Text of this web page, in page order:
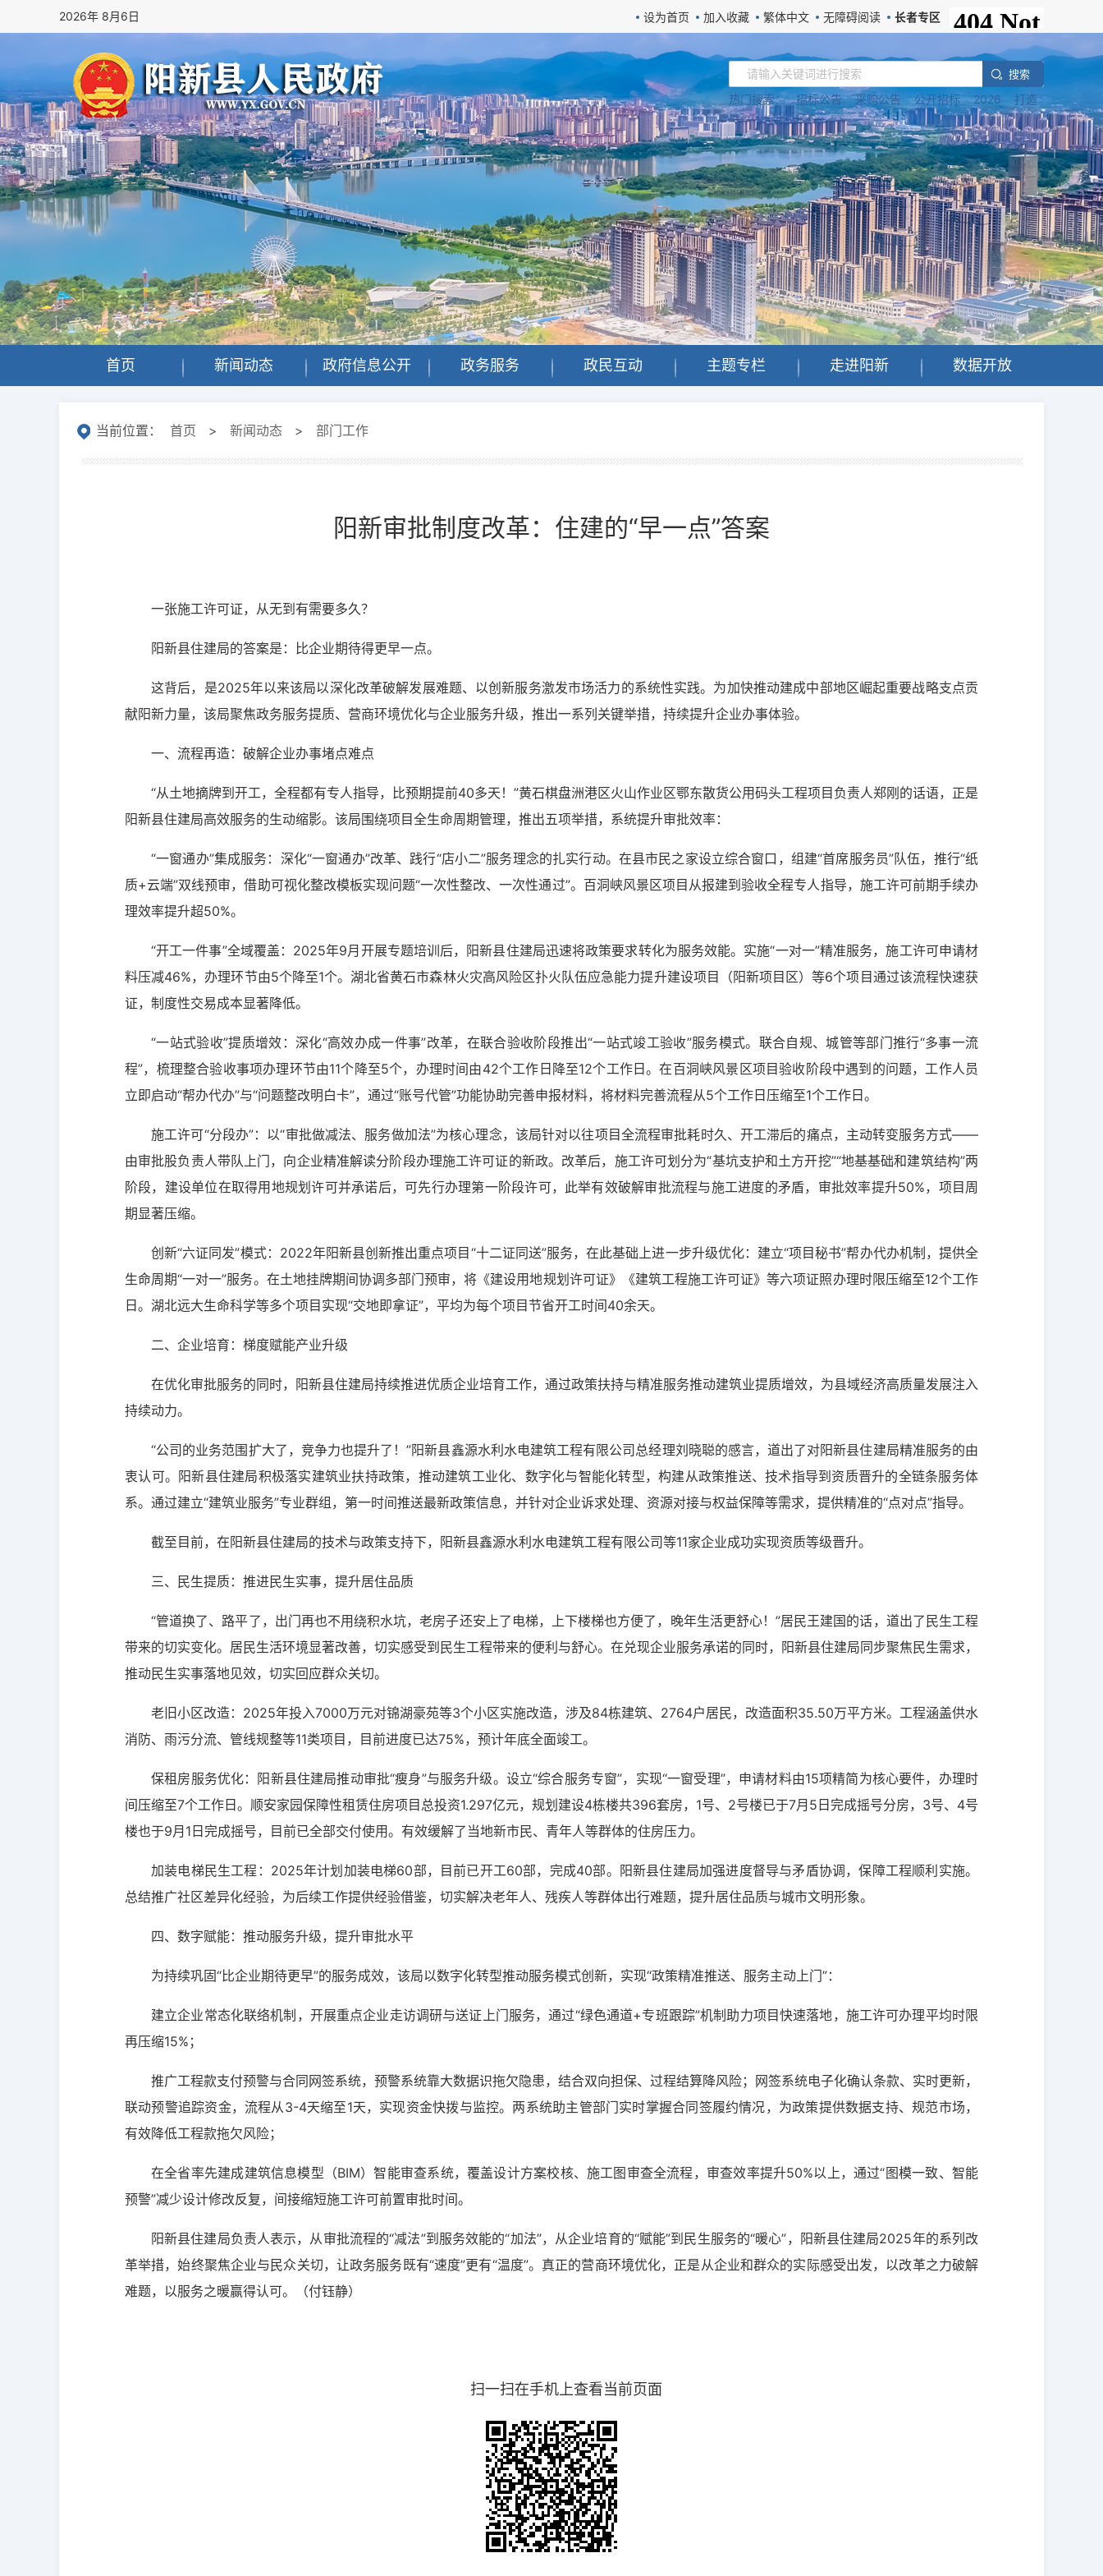
2026年 8月6日 设为首页 加入收藏 繁体中文 无障碍阅读 长者专区
搜 索
热门搜索： 招标公告 采购公告 公开招标 2026 打造
首页 新闻动态 政府信息公开 政务服务 政民互动 主题专栏 走进阳新 数据开放
当前位置： 首页 > 新闻动态 > 部门工作
阳新审批制度改革：住建的“早一点”答案
一张施工许可证，从无到有需要多久？
阳新县住建局的答案是：比企业期待得更早一点。
这背后，是2025年以来该局以深化改革破解发展难题、以创新服务激发市场活力的系统性实践。为加快推动建成中部地区崛起重要战略支点贡
献阳新力量，该局聚焦政务服务提质、营商环境优化与企业服务升级，推出一系列关键举措，持续提升企业办事体验。
一、流程再造：破解企业办事堵点难点
“从土地摘牌到开工，全程都有专人指导，比预期提前40多天！”黄石棋盘洲港区火山作业区鄂东散货公用码头工程项目负责人郑刚的话语，正是
阳新县住建局高效服务的生动缩影。该局围绕项目全生命周期管理，推出五项举措，系统提升审批效率：
“一窗通办”集成服务：深化“一窗通办”改革、践行“店小二”服务理念的扎实行动。在县市民之家设立综合窗口，组建“首席服务员”队伍，推行“纸
质+云端”双线预审，借助可视化整改模板实现问题“一次性整改、一次性通过”。百洞峡风景区项目从报建到验收全程专人指导，施工许可前期手续办
理效率提升超50%。
“开工一件事”全域覆盖：2025年9月开展专题培训后，阳新县住建局迅速将政策要求转化为服务效能。实施“一对一”精准服务，施工许可申请材
料压减46%，办理环节由5个降至1个。湖北省黄石市森林火灾高风险区扑火队伍应急能力提升建设项目（阳新项目区）等6个项目通过该流程快速获
证，制度性交易成本显著降低。
“一站式验收”提质增效：深化“高效办成一件事”改革，在联合验收阶段推出“一站式竣工验收”服务模式。联合自规、城管等部门推行“多事一流
程”，梳理整合验收事项办理环节由11个降至5个，办理时间由42个工作日降至12个工作日。在百洞峡风景区项目验收阶段中遇到的问题，工作人员
立即启动“帮办代办”与“问题整改明白卡”，通过“账号代管”功能协助完善申报材料，将材料完善流程从5个工作日压缩至1个工作日。
施工许可“分段办”：以“审批做减法、服务做加法”为核心理念，该局针对以往项目全流程审批耗时久、开工滞后的痛点，主动转变服务方式——
由审批股负责人带队上门，向企业精准解读分阶段办理施工许可证的新政。改革后，施工许可划分为“基坑支护和土方开挖”“地基基础和建筑结构”两
阶段，建设单位在取得用地规划许可并承诺后，可先行办理第一阶段许可，此举有效破解审批流程与施工进度的矛盾，审批效率提升50%，项目周
期显著压缩。
创新“六证同发”模式：2022年阳新县创新推出重点项目“十二证同送”服务，在此基础上进一步升级优化：建立“项目秘书”帮办代办机制，提供全
生命周期“一对一”服务。在土地挂牌期间协调多部门预审，将《建设用地规划许可证》《建筑工程施工许可证》等六项证照办理时限压缩至12个工作
日。湖北远大生命科学等多个项目实现“交地即拿证”，平均为每个项目节省开工时间40余天。
二、企业培育：梯度赋能产业升级
在优化审批服务的同时，阳新县住建局持续推进优质企业培育工作，通过政策扶持与精准服务推动建筑业提质增效，为县域经济高质量发展注入
持续动力。
“公司的业务范围扩大了，竞争力也提升了！”阳新县鑫源水利水电建筑工程有限公司总经理刘晓聪的感言，道出了对阳新县住建局精准服务的由
衷认可。阳新县住建局积极落实建筑业扶持政策，推动建筑工业化、数字化与智能化转型，构建从政策推送、技术指导到资质晋升的全链条服务体
系。通过建立“建筑业服务”专业群组，第一时间推送最新政策信息，并针对企业诉求处理、资源对接与权益保障等需求，提供精准的“点对点”指导。
截至目前，在阳新县住建局的技术与政策支持下，阳新县鑫源水利水电建筑工程有限公司等11家企业成功实现资质等级晋升。
三、民生提质：推进民生实事，提升居住品质
“管道换了、路平了，出门再也不用绕积水坑，老房子还安上了电梯，上下楼梯也方便了，晚年生活更舒心！”居民王建国的话，道出了民生工程
带来的切实变化。居民生活环境显著改善，切实感受到民生工程带来的便利与舒心。在兑现企业服务承诺的同时，阳新县住建局同步聚焦民生需求，
推动民生实事落地见效，切实回应群众关切。
老旧小区改造：2025年投入7000万元对锦湖豪苑等3个小区实施改造，涉及84栋建筑、2764户居民，改造面积35.50万平方米。工程涵盖供水
消防、雨污分流、管线规整等11类项目，目前进度已达75%，预计年底全面竣工。
保租房服务优化：阳新县住建局推动审批“瘦身”与服务升级。设立“综合服务专窗”，实现“一窗受理”，申请材料由15项精简为核心要件，办理时
间压缩至7个工作日。顺安家园保障性租赁住房项目总投资1.297亿元，规划建设4栋楼共396套房，1号、2号楼已于7月5日完成摇号分房，3号、4号
楼也于9月1日完成摇号，目前已全部交付使用。有效缓解了当地新市民、青年人等群体的住房压力。
加装电梯民生工程：2025年计划加装电梯60部，目前已开工60部，完成40部。阳新县住建局加强进度督导与矛盾协调，保障工程顺利实施。
总结推广社区差异化经验，为后续工作提供经验借鉴，切实解决老年人、残疾人等群体出行难题，提升居住品质与城市文明形象。
四、数字赋能：推动服务升级，提升审批水平
为持续巩固“比企业期待更早”的服务成效，该局以数字化转型推动服务模式创新，实现“政策精准推送、服务主动上门”：
建立企业常态化联络机制，开展重点企业走访调研与送证上门服务，通过“绿色通道+专班跟踪”机制助力项目快速落地，施工许可办理平均时限
再压缩15%；
推广工程款支付预警与合同网签系统，预警系统靠大数据识拖欠隐患，结合双向担保、过程结算降风险；网签系统电子化确认条款、实时更新，
联动预警追踪资金，流程从3-4天缩至1天，实现资金快拨与监控。两系统助主管部门实时掌握合同签履约情况，为政策提供数据支持、规范市场，
有效降低工程款拖欠风险；
在全省率先建成建筑信息模型（BIM）智能审查系统，覆盖设计方案校核、施工图审查全流程，审查效率提升50%以上，通过“图模一致、智能
预警”减少设计修改反复，间接缩短施工许可前置审批时间。
阳新县住建局负责人表示，从审批流程的“减法”到服务效能的“加法”，从企业培育的“赋能”到民生服务的“暖心”，阳新县住建局2025年的系列改
革举措，始终聚焦企业与民众关切，让政务服务既有“速度”更有“温度”。真正的营商环境优化，正是从企业和群众的实际感受出发，以改革之力破解
难题，以服务之暖赢得认可。（付钰静）
扫一扫在手机上查看当前页面